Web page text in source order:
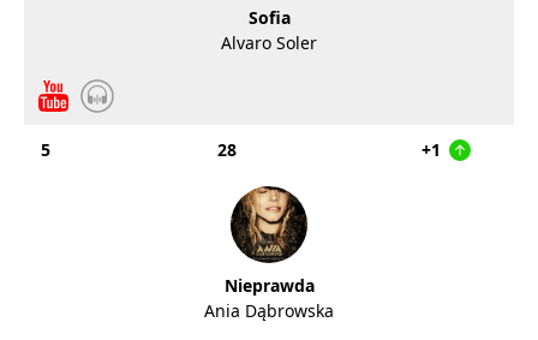
Sofia
Alvaro Soler
5 28 +1
Nieprawda
Ania Dąbrowska